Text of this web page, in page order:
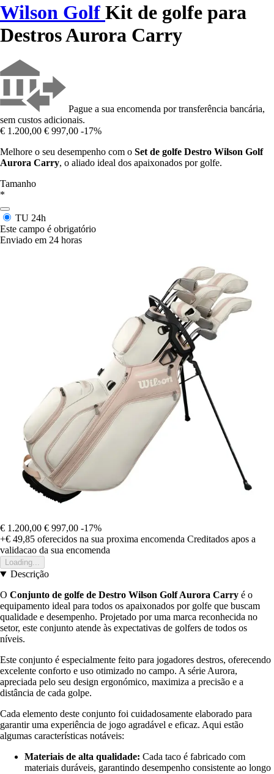
Wilson Golf Kit de golfe para
Destros Aurora Carry
Pague a sua encomenda por transferência bancária,
sem custos adicionais.
€ 1.200,00 € 997,00 -17%
Melhore o seu desempenho com o Set de golfe Destro Wilson Golf
Aurora Carry, o aliado ideal dos apaixonados por golfe.
Tamanho
*
TU 24h
Este campo é obrigatório
Enviado em 24 horas
€ 1.200,00 € 997,00 -17%
+€ 49,85 oferecidos na sua proxima encomenda Creditados apos a
validacao da sua encomenda
Loading...
Descrição
O Conjunto de golfe de Destro Wilson Golf Aurora Carry é o
equipamento ideal para todos os apaixonados por golfe que buscam
qualidade e desempenho. Projetado por uma marca reconhecida no
setor, este conjunto atende às expectativas de golfers de todos os
níveis.
Este conjunto é especialmente feito para jogadores destros, oferecendo
excelente conforto e uso otimizado no campo. A série Aurora,
apreciada pelo seu design ergonómico, maximiza a precisão e a
distância de cada golpe.
Cada elemento deste conjunto foi cuidadosamente elaborado para
garantir uma experiência de jogo agradável e eficaz. Aqui estão
algumas características notáveis:
Materiais de alta qualidade: Cada taco é fabricado com
materiais duráveis, garantindo desempenho consistente ao longo